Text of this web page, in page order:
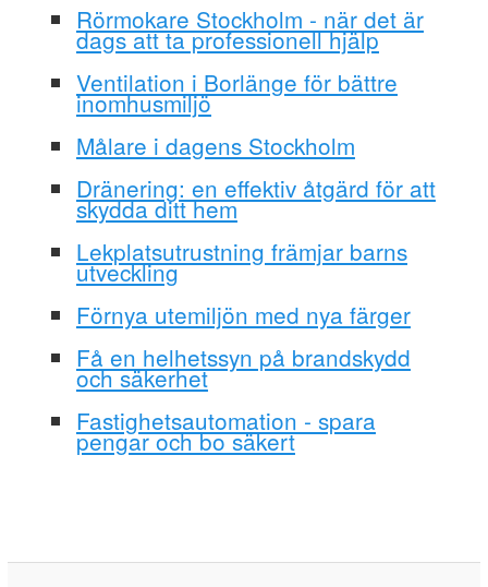
Rörmokare Stockholm - när det är
dags att ta professionell hjälp
Ventilation i Borlänge för bättre
inomhusmiljö
Målare i dagens Stockholm
Dränering: en effektiv åtgärd för att
skydda ditt hem
Lekplatsutrustning främjar barns
utveckling
Förnya utemiljön med nya färger
Få en helhetssyn på brandskydd
och säkerhet
Fastighetsautomation - spara
pengar och bo säkert